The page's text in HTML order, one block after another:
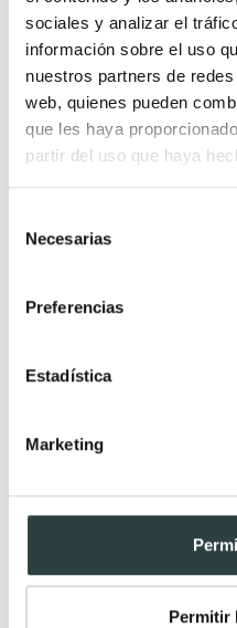
sociales y analizar el
información sobre el uso
nuestros partners de
web, quienes pueden
que les haya
partir del uso que haya
Necesarias
Preferencias
Estadística
Marketing
Permitir
Productos
Conjunto mueble de
Bruntec Boston
Suspendido con lavabo
cerámico y 2 cajones con
199,43€